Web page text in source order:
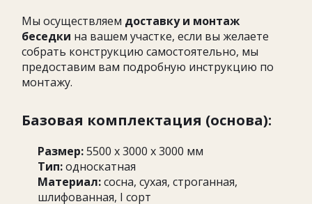
Мы осуществляем доставку и монтаж
беседки на вашем участке, если вы желаете
собрать конструкцию самостоятельно, мы
предоставим вам подробную инструкцию по
монтажу.
Базовая комплектация (основа):
Размер:5500 х 3000 х 3000 мм
Тип:односкатная
Материал:сосна, сухая, строганная,
шлифованная, I сорт